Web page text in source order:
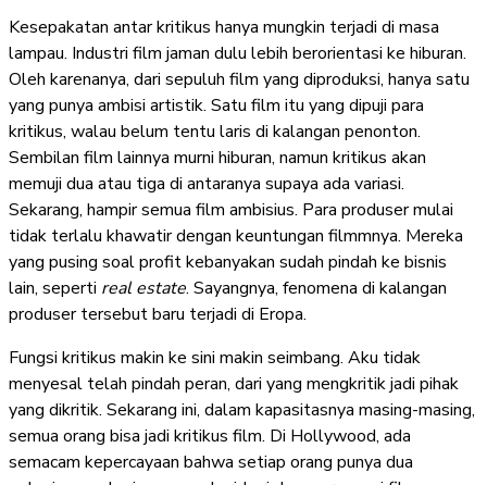
Kesepakatan antar kritikus hanya mungkin terjadi di masa
lampau. Industri film jaman dulu lebih berorientasi ke hiburan.
Oleh karenanya, dari sepuluh film yang diproduksi, hanya satu
yang punya ambisi artistik. Satu film itu yang dipuji para
kritikus, walau belum tentu laris di kalangan penonton.
Sembilan film lainnya murni hiburan, namun kritikus akan
memuji dua atau tiga di antaranya supaya ada variasi.
Sekarang, hampir semua film ambisius. Para produser mulai
tidak terlalu khawatir dengan keuntungan filmmnya. Mereka
yang pusing soal profit kebanyakan sudah pindah ke bisnis
lain, seperti real estate. Sayangnya, fenomena di kalangan
produser tersebut baru terjadi di Eropa.
Fungsi kritikus makin ke sini makin seimbang. Aku tidak
menyesal telah pindah peran, dari yang mengkritik jadi pihak
yang dikritik. Sekarang ini, dalam kapasitasnya masing-masing,
semua orang bisa jadi kritikus film. Di Hollywood, ada
semacam kepercayaan bahwa setiap orang punya dua